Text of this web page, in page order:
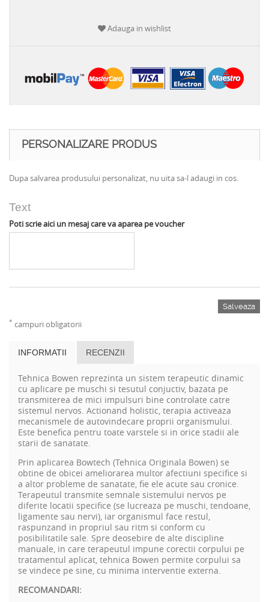
Adauga in wishlist
PERSONALIZARE PRODUS
Dupa salvarea produsului personalizat, nu uita sa-l adaugi in cos.
Text
Poti scrie aici un mesaj care va aparea pe voucher
Salveaza
* campuri obligatorii
INFORMATII RECENZII
Tehnica Bowen reprezinta un sistem terapeutic dinamic
cu aplicare pe muschi si tesutul conjuctiv, bazata pe
transmiterea de mici impulsuri bine controlate catre
sistemul nervos. Actionand holistic, terapia activeaza
mecanismele de autovindecare proprii organismului.
Este benefica pentru toate varstele si in orice stadii ale
starii de sanatate.
Prin aplicarea Bowtech (Tehnica Originala Bowen) se
obtine de obicei ameliorarea multor afectiuni specifice si
a altor probleme de sanatate, fie ele acute sau cronice.
Terapeutul transmite semnale sistemului nervos pe
diferite locatii specifice (se lucreaza pe muschi, tendoane,
ligamente sau nervi), iar organismul face restul,
raspunzand in propriul sau ritm si conform cu
posibilitatile sale. Spre deosebire de alte discipline
manuale, in care terapeutul impune corectii corpului pe
tratamentul aplicat, tehnica Bowen permite corpului sa
se vindece pe sine, cu minima interventie externa.
RECOMANDARI: